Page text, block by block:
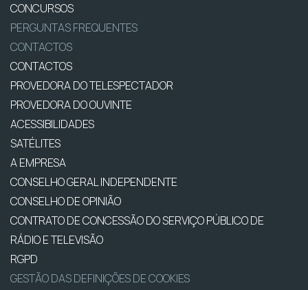
CONCURSOS
PERGUNTAS FREQUENTES
CONTACTOS
CONTACTOS
PROVEDORA DO TELESPECTADOR
PROVEDORA DO OUVINTE
ACESSIBILIDADES
SATÉLITES
A EMPRESA
CONSELHO GERAL INDEPENDENTE
CONSELHO DE OPINIÃO
CONTRATO DE CONCESSÃO DO SERVIÇO PÚBLICO DE
RÁDIO E TELEVISÃO
RGPD
GESTÃO DAS DEFINIÇÕES DE COOKIES